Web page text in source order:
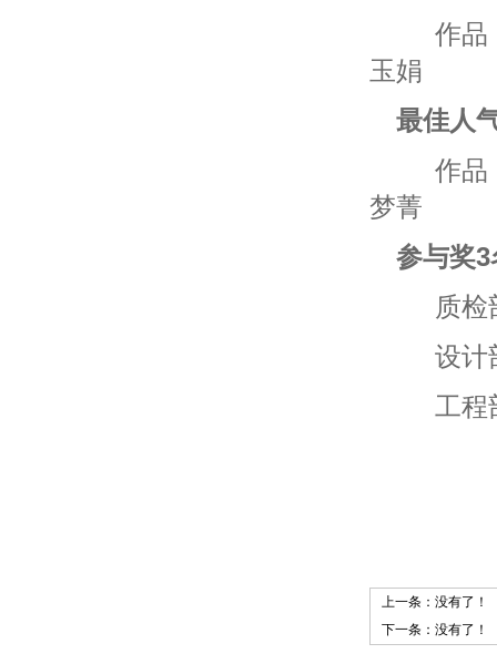
作品
玉娟
最佳人
作品
梦菁
参与奖3
质检
设计
工程
上一条：没有了！
下一条：没有了！